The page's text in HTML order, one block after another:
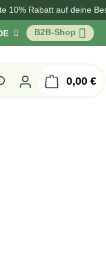
auf deine Bestellung!
B2B-Shop
0,00 €